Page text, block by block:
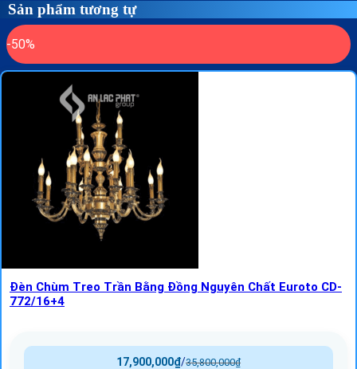
Sản phẩm tương tự
-50%
Đèn Chùm Treo Trần Bằng Đồng Nguyên Chất Euroto CD-
772/16+4
35,800,000₫
/
17,900,000₫